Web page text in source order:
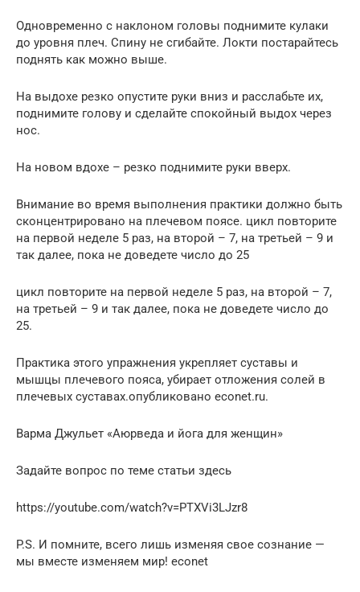
Одновременно с наклоном головы поднимите кулаки
до уровня плеч. Спину не сгибайте. Локти постарайтесь
поднять как можно выше.
На выдохе резко опустите руки вниз и расслабьте их,
поднимите голову и сделайте спокойный выдох через
нос.
На новом вдохе – резко поднимите руки вверх.
Внимание во время выполнения практики должно быть
сконцентрировано на плечевом поясе. цикл повторите
на первой неделе 5 раз, на второй – 7, на третьей – 9 и
так далее, пока не доведете число до 25
цикл повторите на первой неделе 5 раз, на второй – 7,
на третьей – 9 и так далее, пока не доведете число до
25.
Практика этого упражнения укрепляет суставы и
мышцы плечевого пояса, убирает отложения солей в
плечевых суставах.опубликовано econet.ru.
Варма Джульет «Аюрведа и йога для женщин»
Задайте вопрос по теме статьи здесь
https://youtube.com/watch?v=PTXVi3LJzr8
P.S. И помните, всего лишь изменяя свое сознание —
мы вместе изменяем мир! econet